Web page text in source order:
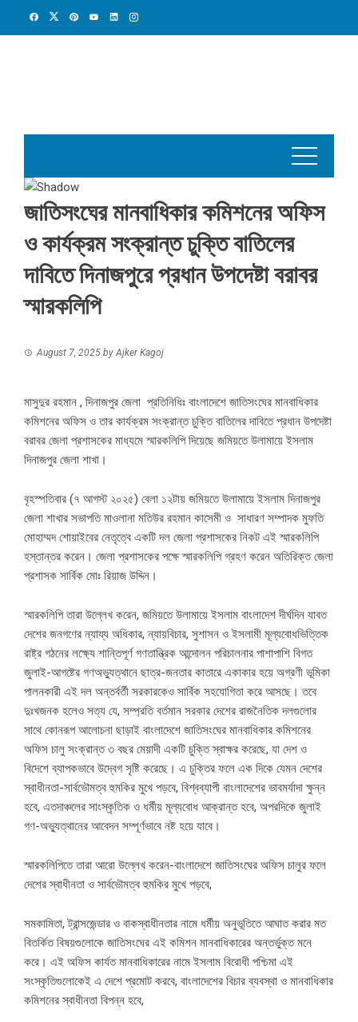
জাতিসংঘের মানবাধিকার কমিশনের অফিস
ও কার্যক্রম সংক্রান্ত চুক্তি বাতিলের
দাবিতে দিনাজপুরে প্রধান উপদেষ্টা বরাবর
স্মারকলিপি
August 7, 2025 byAjker Kagoj
মাসুদুর রহমান , দিনাজপুর জেলা প্রতিনিধিঃ বাংলাদেশে জাতিসংঘের মানবাধিকার
কমিশনের অফিস ও তার কার্যক্রম সংক্রান্ত চুক্তি বাতিলের দাবিতে প্রধান উপদেষ্টা
বরাবর জেলা প্রশাসকের মাধ্যমে স্মারকলিপি দিয়েছে জমিয়তে উলামায়ে ইসলাম
দিনাজপুর জেলা শাখা।
বৃহস্পতিবার (৭ আগস্ট ২০২৫) বেলা ১২টায় জমিয়তে উলামায়ে ইসলাম দিনাজপুর
জেলা শাখার সভাপতি মাওলানা মতিউর রহমান কাসেমী ও সাধারণ সম্পাদক মুফতি
মোহাম্মদ শোয়াইবের নেতৃত্বে একটি দল জেলা প্রশাসকের নিকট এই স্মারকলিপি
হস্তান্তর করেন। জেলা প্রশাসকের পক্ষে স্মারকলিপি গ্রহণ করেন অতিরিক্ত জেলা
প্রশাসক সার্বিক মোঃ রিয়াজ উদ্দিন।
স্মারকলিপি তারা উল্লেখ করেন, জমিয়তে উলামায়ে ইসলাম বাংলাদেশ দীর্ঘদিন যাবত
দেশের জনগণের ন্যায্য অধিকার, ন্যায়বিচার, সুশাসন ও ইসলামী মূল্যবোধভিত্তিক
রাষ্ট্র গঠনের লক্ষ্যে শান্তিপূর্ণ গণতান্ত্রিক আন্দোলন পরিচালনার পাশাপাশি বিগত
জুলাই-আগষ্টের গণঅভ্যুত্থানে ছাত্র-জনতার কাতারে একাকার হয়ে অগ্রণী ভূমিকা
পালনকারী এই দল অন্তর্বর্তী সরকারকেও সার্বিক সহযোগিতা করে আসছে। তবে
দুঃখজনক হলেও সত্য যে, সম্প্রতি বর্তমান সরকার দেশের রাজনৈতিক দলগুলোর
সাথে কোনরূপ আলোচনা ছাড়াই বাংলাদেশে জাতিসংঘের মানবাধিকার কমিশনের
অফিস চালু সংক্রান্ত ৩ বছর মেয়াদী একটি চুক্তি স্বাক্ষর করেছে, যা দেশ ও
বিদেশে ব্যাপকভাবে উদ্বেগ সৃষ্টি করেছে। এ চুক্তির ফলে এক দিকে যেমন দেশের
স্বাধীনতা-সার্বভৌমত্ব হুমকির মুখে পড়বে, বিশ্বব্যাপী বাংলাদেশের ভাবমর্যাদা ক্ষুন্ন
হবে, এতদাঞ্চলের সাংস্কৃতিক ও ধর্মীয় মূল্যবোধ আক্রান্ত হবে, অপরদিকে জুলাই
গণ-অভ্যুত্থানের আবেদন সম্পূর্ণভাবে নষ্ট হয়ে যাবে।
স্মারকলিপিতে তারা আরো উল্লেখ করেন-বাংলাদেশে জাতিসংঘের অফিস চালুর ফলে
দেশের স্বাধীনতা ও সার্বভৌমত্ব হুমকির মুখে পড়বে,
সমকামিতা, ট্রান্সজেন্ডার ও বাকস্বাধীনতার নামে ধর্মীয় অনুভূতিতে আঘাত করার মত
বিতর্কিত বিষয়গুলোকে জাতিসংঘের এই কমিশন মানবাধিকারের অন্তর্ভুক্ত মনে
করে। এই অফিস কার্যত মানবাধিকারের নামে ইসলাম বিরোধী পশ্চিমা এই
সংস্কৃতিগুলোকেই এ দেশে প্রমোট করবে, বাংলাদেশের বিচার ব্যবস্থা ও মানবাধিকার
কমিশনের স্বাধীনতা বিপন্ন হবে,